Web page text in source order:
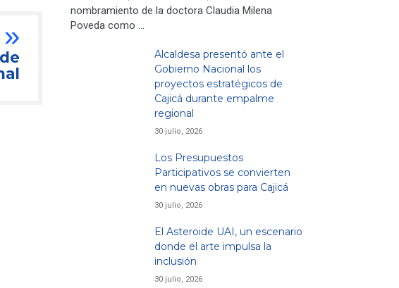
nombramiento de la doctora Claudia Milena
Poveda como …
Alcaldesa presentó ante el
Gobierno Nacional los
proyectos estratégicos de
Cajicá durante empalme
regional
30 julio, 2026
Los Presupuestos
Participativos se convierten
en nuevas obras para Cajicá
30 julio, 2026
El Asteroide UAI, un escenario
donde el arte impulsa la
inclusión
30 julio, 2026